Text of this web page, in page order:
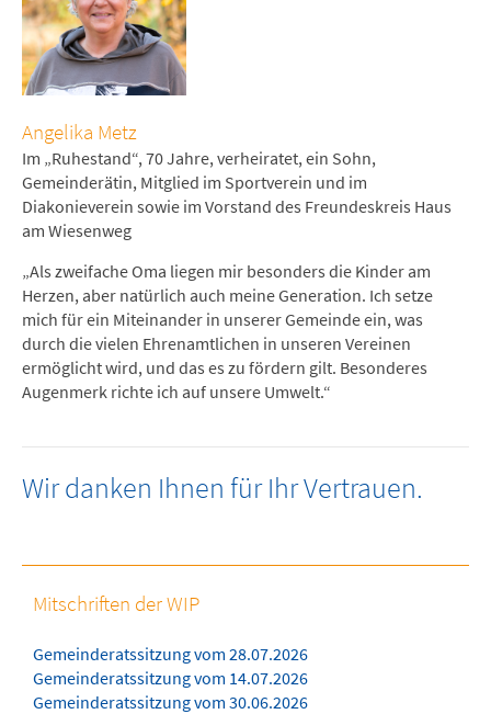
Angelika Metz
Im „Ruhestand“, 70 Jahre, verheiratet, ein Sohn,
Gemeinderätin, Mitglied im Sportverein und im
Diakonieverein sowie im Vorstand des Freundeskreis Haus
am Wiesenweg
„Als zweifache Oma liegen mir besonders die Kinder am
Herzen, aber natürlich auch meine Generation. Ich setze
mich für ein Miteinander in unserer Gemeinde ein, was
durch die vielen Ehrenamtlichen in unseren Vereinen
ermöglicht wird, und das es zu fördern gilt. Besonderes
Augenmerk richte ich auf unsere Umwelt.“
Wir danken Ihnen für Ihr Vertrauen.
Mitschriften der WIP
Gemeinderatssitzung vom 28.07.2026
Gemeinderatssitzung vom 14.07.2026
Gemeinderatssitzung vom 30.06.2026